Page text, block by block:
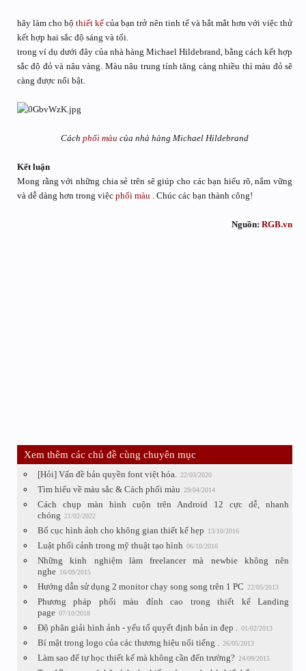
hãy làm cho bộthiết kế của bạn trở nên tinh tế và bắt mắt hơn với việc thử
kết hợp hai sắc độ sáng và tối.
trong ví dụ dưới đây của nhà hàng Michael Hildebrand, bằng cách kết hợp
sắc độ đỏ và nâu vàng. Màu nâu trung tính tăng càng nhiều thì màu đỏ sẽ
càng được nổi bật.
Cách phối màu của nhà hàng Michael Hildebrand
Kết luận
Mong rằng với những chia sẻ trên sẽ giúp cho các bạn hiểu rõ, nắm vững
và dễ dàng hơn trong việc phối màu . Chúc các bạn thành công!
Nguồn: RGB.vn
Xem thêm các chủ đề cùng chuyên mục
[Hỏi] Vấn đề bản quyền font việt hóa. 22/03/2020
Tìm hiểu về màu sắc & Cách phối màu 29/04/2014
Cách chụp màn hình cuộn trên Android 12 cực dễ, nhanh
chóng 21/02/2022
Bố cục hình ảnh cho không gian thiết kế hẹp 13/10/2016
Luật phối cảnh trong mỹ thuật tạo hình 06/10/2016
Những kinh nghiệm làm freelancer mà newbie không nên
nghe 16/09/2015
Hướng dẫn sử dụng 2 monitor chạy song song trên 1 PC 22/05/2013
Phương pháp phối màu đỉnh cao trong thiết kế Landing
page 07/10/2018
Độ phân giải hình ảnh - yếu tố quyết định bản in đẹp . 01/02/2013
Bí mật trong logo của các thương hiệu nổi tiếng . 26/05/2013
Làm sao để tự học thiết kế mà không cần đến trường? 24/09/2015